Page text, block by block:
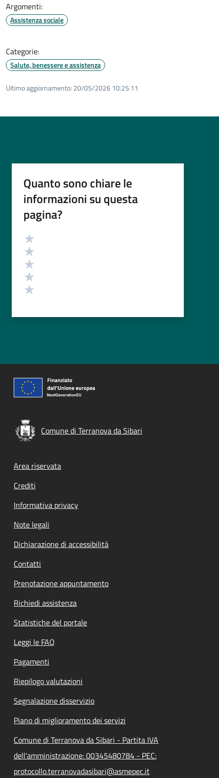
Argomenti:
Assistenza sociale
Categorie:
Salute, benessere e assistenza
Ultimo aggiornamento: 20/05/2026 10:25.11
Quanto sono chiare le
informazioni su questa
pagina?
Valutazione
Comune di Terranova da Sibari
Footer menu
Area riservata
Crediti
Informativa privacy
Note legali
Dichiarazione di accessibilità
Contatti
Prenotazione appuntamento
Richiedi assistenza
Statistiche del portale
Leggi le FAQ
Pagamenti
Riepilogo valutazioni
Segnalazione disservizio
Piano di miglioramento dei servizi
Comune di Terranova da Sibari - Partita IVA
dell'amministrazione: 00345480784 - PEC:
protocollo.terranovadasibari@asmepec.it